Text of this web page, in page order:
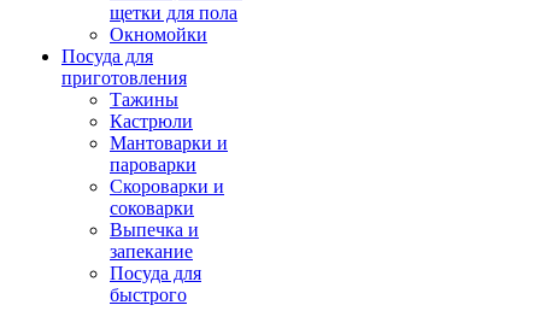
щетки для пола
Окномойки
Посуда для
приготовления
Тажины
Кастрюли
Мантоварки и
пароварки
Скороварки и
соковарки
Выпечка и
запекание
Посуда для
быстрого